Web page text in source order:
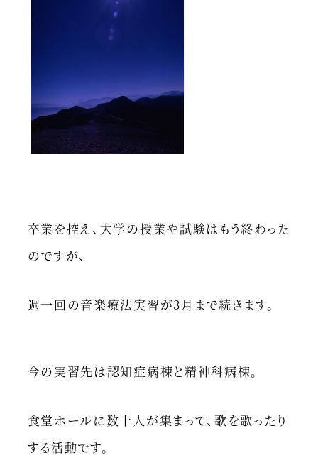
卒業を控え、大学の授業や試験はもう終わった
のですが、
週一回の音楽療法実習が3月まで続きます。
今の実習先は認知症病棟と精神科病棟。
食堂ホールに数十人が集まって、歌を歌ったり
する活動です。